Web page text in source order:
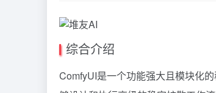
综合介绍
ComfyUI是一个功能强大且模块化